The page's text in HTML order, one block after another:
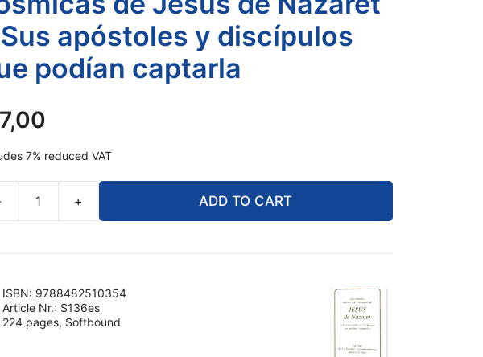
apóstoles y discípulos
podían captarla
7,00
7% reduced VAT
+ ADD TO CART
ISBN: 9788482510354
Article Nr.: S136es
224 pages, Softbound